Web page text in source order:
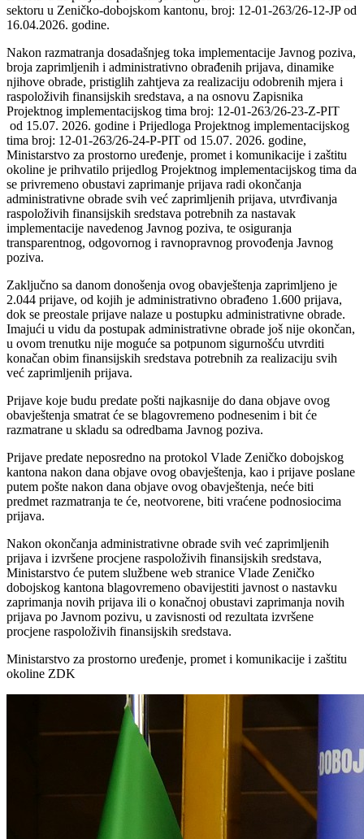
sektoru u Zeničko-dobojskom kantonu, broj: 12-01-263/26-12-JP od
16.04.2026. godine.
Nakon razmatranja dosadašnjeg toka implementacije Javnog poziva,
broja zaprimljenih i administrativno obrađenih prijava, dinamike
njihove obrade, pristiglih zahtjeva za realizaciju odobrenih mjera i
raspoloživih finansijskih sredstava, a na osnovu Zapisnika
Projektnog implementacijskog tima broj: 12-01-263/26-23-Z-PIT
od 15.07. 2026. godine i Prijedloga Projektnog implementacijskog
tima broj: 12-01-263/26-24-P-PIT od 15.07. 2026. godine,
Ministarstvo za prostorno uređenje, promet i komunikacije i zaštitu
okoline je prihvatilo prijedlog Projektnog implementacijskog tima da
se privremeno obustavi zaprimanje prijava radi okončanja
administrativne obrade svih već zaprimljenih prijava, utvrđivanja
raspoloživih finansijskih sredstava potrebnih za nastavak
implementacije navedenog Javnog poziva, te osiguranja
transparentnog, odgovornog i ravnopravnog provođenja Javnog
poziva.
Zaključno sa danom donošenja ovog obavještenja zaprimljeno je
2.044 prijave, od kojih je administrativno obrađeno 1.600 prijava,
dok se preostale prijave nalaze u postupku administrativne obrade.
Imajući u vidu da postupak administrativne obrade još nije okončan,
u ovom trenutku nije moguće sa potpunom sigurnošću utvrditi
konačan obim finansijskih sredstava potrebnih za realizaciju svih
već zaprimljenih prijava.
Prijave koje budu predate pošti najkasnije do dana objave ovog
obavještenja smatrat će se blagovremeno podnesenim i bit će
razmatrane u skladu sa odredbama Javnog poziva.
Prijave predate neposredno na protokol Vlade Zeničko dobojskog
kantona nakon dana objave ovog obavještenja, kao i prijave poslane
putem pošte nakon dana objave ovog obavještenja, neće biti
predmet razmatranja te će, neotvorene, biti vraćene podnosiocima
prijava.
Nakon okončanja administrativne obrade svih već zaprimljenih
prijava i izvršene procjene raspoloživih finansijskih sredstava,
Ministarstvo će putem službene web stranice Vlade Zeničko
dobojskog kantona blagovremeno obavijestiti javnost o nastavku
zaprimanja novih prijava ili o konačnoj obustavi zaprimanja novih
prijava po Javnom pozivu, u zavisnosti od rezultata izvršene
procjene raspoloživih finansijskih sredstava.
Ministarstvo za prostorno uređenje, promet i komunikacije i zaštitu
okoline ZDK